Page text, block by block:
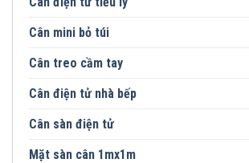
Cân mini bỏ túi
Cân treo cầm tay
Cân điện tử nhà bếp
Cân sàn điện tử
Mặt sàn cân 1mx1m